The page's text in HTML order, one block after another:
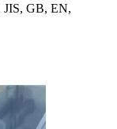
JIS, GB, EN,